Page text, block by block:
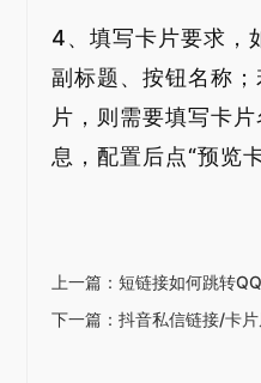
4、填写卡片要求，
副标题、按钮名称
片，则需要填写卡
息，配置后点“预览
上一篇：短链接如何跳转
下一篇：抖音私信链接/卡